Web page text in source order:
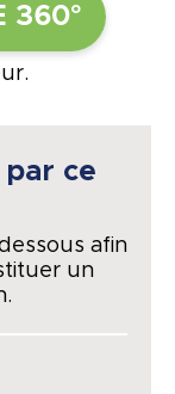
360°
par ce
afin
un